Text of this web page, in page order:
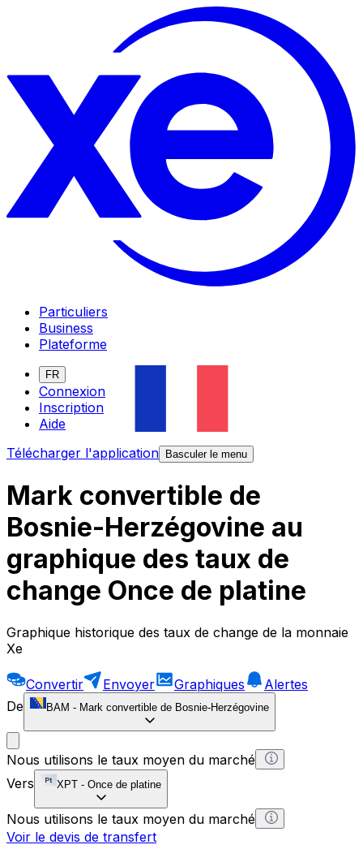
Particuliers
Business
Plateforme
FR
Connexion
Inscription
Aide
Télécharger l'application
Basculer le menu
Mark convertible de
Bosnie-Herzégovine au
graphique des taux de
change Once de platine
Graphique historique des taux de change de la monnaie
Xe
Convertir Envoyer Graphiques
Alertes
De
BAM - Mark convertible de Bosnie-Herzégovine
Nous utilisons le taux moyen du marché
Vers
XPT - Once de platine
Nous utilisons le taux moyen du marché
Voir le devis de transfert